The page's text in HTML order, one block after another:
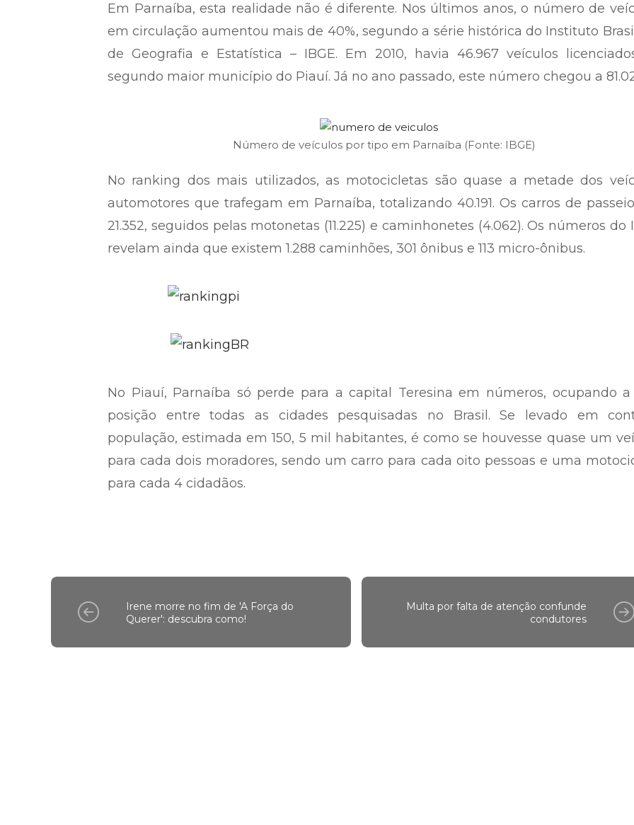
Em Parnaíba, esta realidade não é diferente. Nos últimos anos, o número de
em circulação aumentou mais de 40%, segundo a série histórica do Instituto
de Geografia e Estatística – IBGE. Em 2010, havia 46.967 veículos
segundo maior município do Piauí. Já no ano passado, este número chegou a
Número de veículos por tipo em Parnaíba (Fonte: IBGE)
No ranking dos mais utilizados, as motocicletas são quase a metade dos
automotores que trafegam em Parnaíba, totalizando 40.191. Os carros de
21.352, seguidos pelas motonetas (11.225) e caminhonetes (4.062). Os números do
revelam ainda que existem 1.288 caminhões, 301 ônibus e 113 micro-ônibus.
No Piauí, Parnaíba só perde para a capital Teresina em números, ocupando a
posição entre todas as cidades pesquisadas no Brasil. Se levado em
população, estimada em 150, 5 mil habitantes, é como se houvesse quase um
para cada dois moradores, sendo um carro para cada oito pessoas e uma
para cada 4 cidadãos.
Irene morre no fim de 'A Força do
Querer': descubra como!
Multa por falta de atenção confunde
condutores